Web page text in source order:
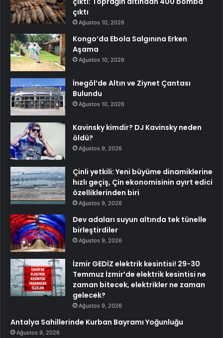
çıktı
Ağustos 10, 2026
Kongo’da Ebola Salgınına Erken
Aşama
Ağustos 10, 2026
İnegöl’de Altın ve Ziynet Çantası
Bulundu
Ağustos 10, 2026
Kavinsky kimdir? DJ Kavinsky neden
öldü?
Ağustos 9, 2026
Çinli yetkili: Yeni büyüme dinamiklerine
hızlı geçiş, Çin ekonomisinin ayırt edici
özelliklerinden biri
Ağustos 9, 2026
Dev adaları suyun altında tek tünelle
birleştirdiler
Ağustos 9, 2026
İzmir GEDİZ elektrik kesintisi! 29-30
Temmuz İzmir’de elektrik kesintisi ne
zaman bitecek, elektrikler ne zaman
gelecek?
Ağustos 9, 2026
Antalya Sahillerinde Kurban Bayramı Yoğunluğu
Ağustos 9, 2026